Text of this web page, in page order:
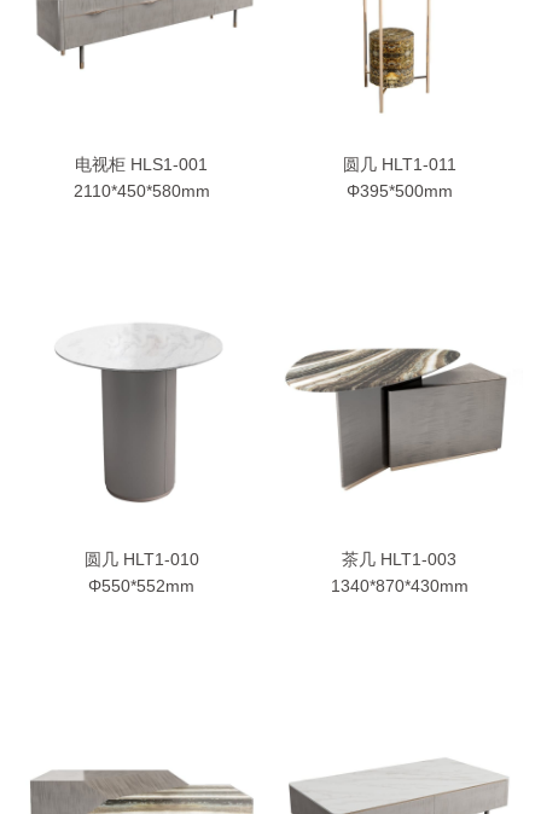
电视柜 HLS1-001
2110*450*580mm
圆几 HLT1-011
Φ395*500mm
圆几 HLT1-010
Φ550*552mm
茶几 HLT1-003
1340*870*430mm